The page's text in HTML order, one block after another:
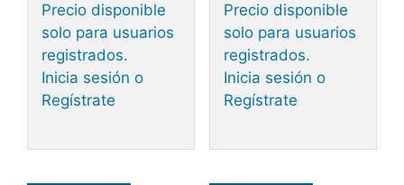
Precio disponible
solo para usuarios
registrados.
Inicia sesión o
Regístrate
Precio disponible
solo para usuarios
registrados.
Inicia sesión o
Regístrate